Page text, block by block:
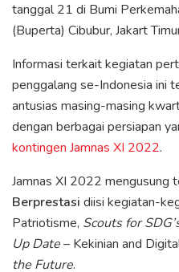
tanggal 21 di Bumi
(Buperta) Cibubur, Jakart
Informasi terkait kegiatan
penggalang se-Indonesia ini
antusias masing-masing
dengan berbagai persiapan
kontingen Jamnas XI 2022.
Jamnas XI 2022 mengusung
Berprestasi diisi kegiatan-
Patriotisme, Scouts for
Up Date– Kekinian and
the Future.